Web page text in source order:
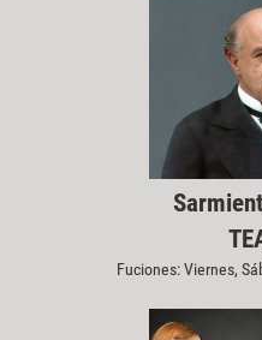
Fuciones: Viernes,